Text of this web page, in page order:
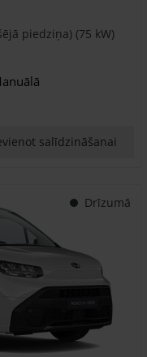
piedziņa) (75 kW)
salīdzināšanai
Drīzumā